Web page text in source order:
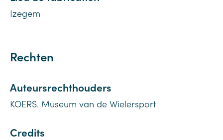
Izegem
Rechten
Auteursrechthouders
KOERS. Museum van de Wielersport
Credits